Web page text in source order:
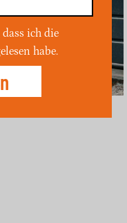
ich die
habe.